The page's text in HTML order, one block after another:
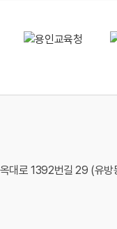
대로 1392번길 29 (유방